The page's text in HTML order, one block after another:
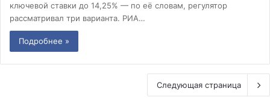
ключевой ставки до 14,25% — по её словам, регулятор
рассматривал три варианта. РИА…
Подробнее »
Следующая страница